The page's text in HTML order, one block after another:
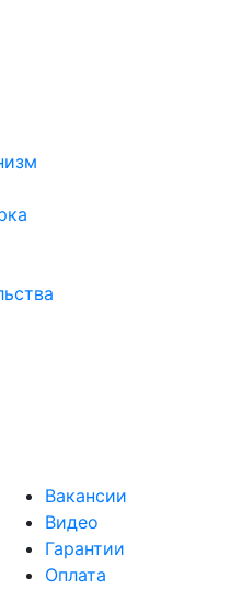
Вакансии
Видео
Гарантии
Оплата